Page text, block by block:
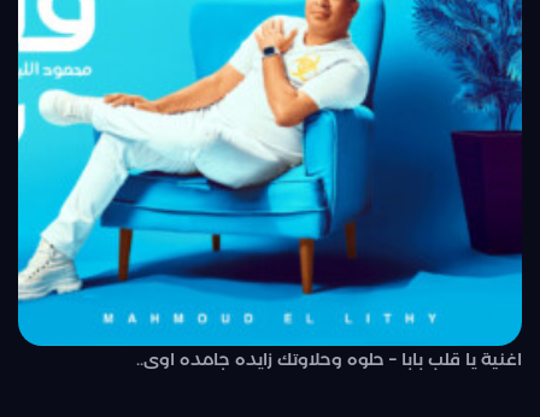
اغنية يا قلب بابا – حلوه وحلاوتك زايده جامده اوى..